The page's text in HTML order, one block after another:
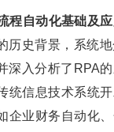
程自动化基础及应
历史背景，系统
深入分析了RPA
统信息技术系统
企业财务自动化